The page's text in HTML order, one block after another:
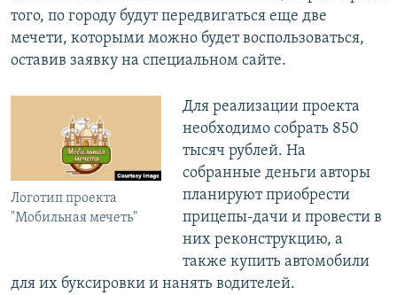
того, по городу будут передвигаться еще две
мечети, которыми можно будет воспользоваться,
оставив заявку на специальном сайте.
Логотип проекта
"Мобильная мечеть"
Для реализации проекта
необходимо собрать 850
тысяч рублей. На
собранные деньги авторы
планируют приобрести
прицепы-дачи и провести в
них реконструкцию, а
также купить автомобили
для их буксировки и нанять водителей.